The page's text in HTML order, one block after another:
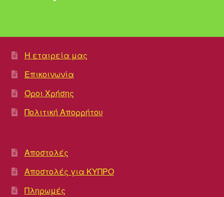
Η εταιρεία μας
Επικοινωνία
Όροι Χρήσης
Πολιτική Απορρήτου
Αποστολές
Αποστολές για ΚΥΠΡΟ
Πληρωμές